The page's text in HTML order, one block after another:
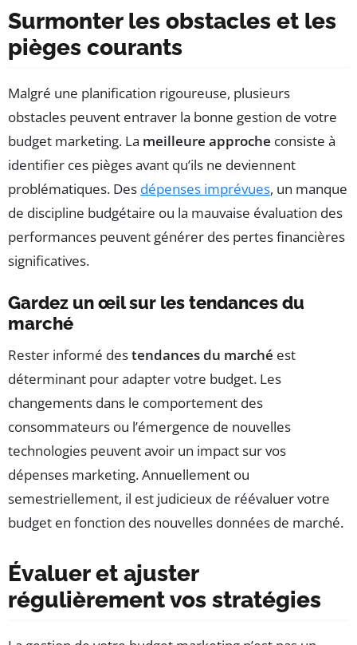
Surmonter les obstacles et les
pièges courants
Malgré une planification rigoureuse, plusieurs
obstacles peuvent entraver la bonne gestion de votre
budget marketing. La meilleure approche consiste à
identifier ces pièges avant qu’ils ne deviennent
problématiques. Des dépenses imprévues, un manque
de discipline budgétaire ou la mauvaise évaluation des
performances peuvent générer des pertes financières
significatives.
Gardez un œil sur les tendances du
marché
Rester informé destendances du marché est
déterminant pour adapter votre budget. Les
changements dans le comportement des
consommateurs ou l’émergence de nouvelles
technologies peuvent avoir un impact sur vos
dépenses marketing. Annuellement ou
semestriellement, il est judicieux de réévaluer votre
budget en fonction des nouvelles données de marché.
Évaluer et ajuster
régulièrement vos stratégies